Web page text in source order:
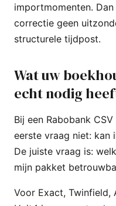
importmomenten.
correctie geen
structurele tijdpost.
Wat uw
echt nodig
Bij een Rabobank
eerste vraag niet: kan
De juiste vraag is:
mijn pakket
Voor Exact, Twinfield,